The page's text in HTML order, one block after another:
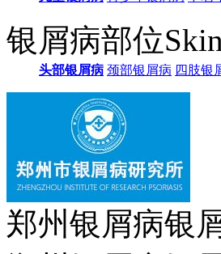
银屑病部位
头部银屑病 颈部银屑病 四肢银
郑州银屑病银